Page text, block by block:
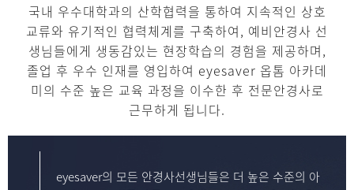
국내 우수대학과의 산학협력을 통하여 지속적인 상호
교류와 유기적인 협력체계를 구축하여, 예비안경사 선
생님들에게 생동감있는 현장학습의 경험을 제공하며,
졸업 후 우수 인재를 영입하여 eyesaver 옵톰 아카데
미의 수준 높은 교육 과정을 이수한 후 전문안경사로
근무하게 됩니다.
eyesaver의 모든 안경사선생님들은 더 높은 수준의 아